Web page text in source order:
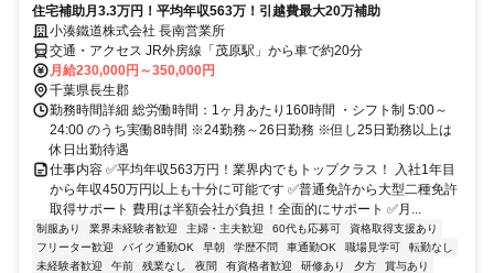
住宅補助月3.3万円！平均年収563万！引越費最大20万補助
小湊鐵道株式会社 長南営業所
交通・アクセス JR外房線「茂原駅」から車で約20分
月給230,000円～350,000円
千葉県長生郡
勤務時間詳細 総労働時間：1ヶ月あたり160時間 ・シフト制 5:00～
24:00 のうち実働8時間 ※24勤務～26日勤務 ※但し25日勤務以上は
休日出勤待遇
仕事内容 ✅平均年収563万円！業界内でもトップクラス！ 入社1年目
から年収450万円以上も十分に可能です ✅普通免許から大型二種免許
取得サポート 費用は半額会社が負担！全面的にサポート ✅月...
制服あり 業界未経験者歓迎 主婦・主夫歓迎 60代も応募可
資格取得支援あり
フリーター歓迎
バイク通勤OK 早朝 学歴不問 車通勤OK 職場見学可
転勤なし
未経験者歓迎
午前 残業なし 夜間 有資格者歓迎 研修あり 夕方 賞与あり